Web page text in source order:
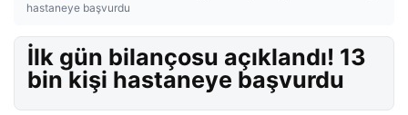
hastaneye başvurdu
İlk gün bilançosu açıklandı! 13
bin kişi hastaneye başvurdu